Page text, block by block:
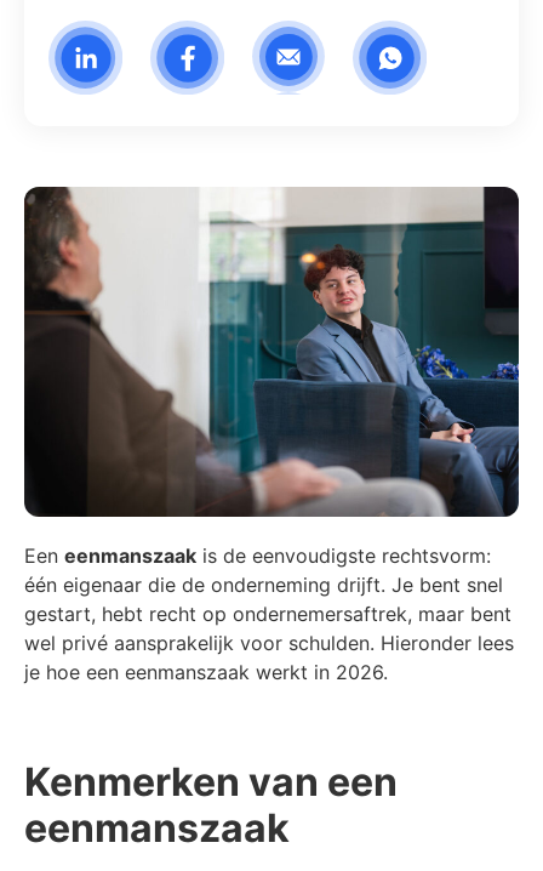
Een eenmanszaak is de eenvoudigste rechtsvorm:
één eigenaar die de onderneming drijft. Je bent snel
gestart, hebt recht op ondernemersaftrek, maar bent
wel privé aansprakelijk voor schulden. Hieronder lees
je hoe een eenmanszaak werkt in 2026.
Kenmerken van een
eenmanszaak